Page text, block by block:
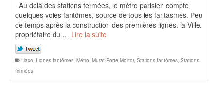
Au delà des stations fermées, le métro parisien compte
quelques voies fantômes, source de tous les fantasmes. Peu
de temps après la construction des premières lignes, la Ville,
propriétaire du … Lire la suite
Haxo, Lignes fantômes, Métro, Murat Porte Molitor, Stations fantômes, Stations
fermées